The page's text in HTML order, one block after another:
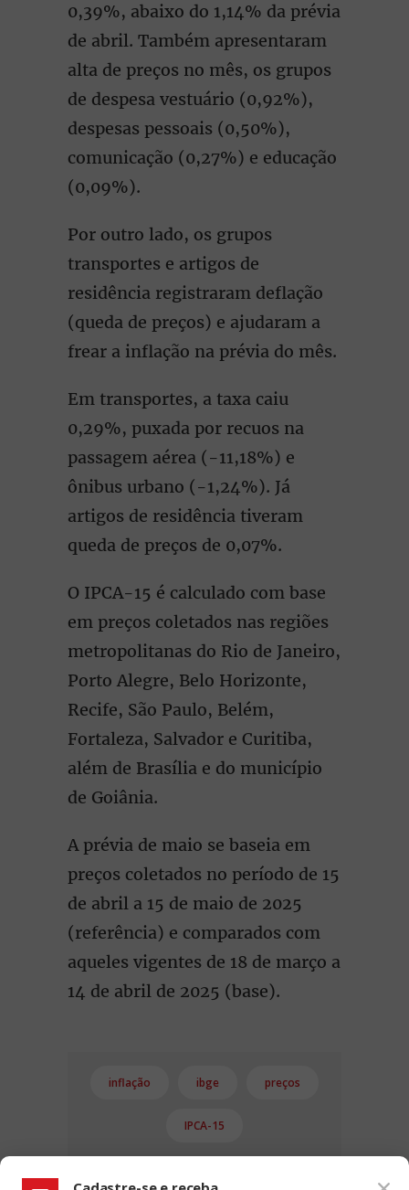
0,39%, abaixo do 1,14% da prévia
de abril. Também apresentaram
alta de preços no mês, os grupos
de despesa vestuário (0,92%),
despesas pessoais (0,50%),
comunicação (0,27%) e educação
(0,09%).
Por outro lado, os grupos
transportes e artigos de
residência registraram deflação
(queda de preços) e ajudaram a
frear a inflação na prévia do mês.
Em transportes, a taxa caiu
0,29%, puxada por recuos na
passagem aérea (-11,18%) e
ônibus urbano (-1,24%). Já
artigos de residência tiveram
queda de preços de 0,07%.
O IPCA-15 é calculado com base
em preços coletados nas regiões
metropolitanas do Rio de Janeiro,
Porto Alegre, Belo Horizonte,
Recife, São Paulo, Belém,
Fortaleza, Salvador e Curitiba,
além de Brasília e do município
de Goiânia.
A prévia de maio se baseia em
preços coletados no período de 15
de abril a 15 de maio de 2025
(referência) e comparados com
aqueles vigentes de 18 de março a
14 de abril de 2025 (base).
inflação ibge preços
IPCA-15